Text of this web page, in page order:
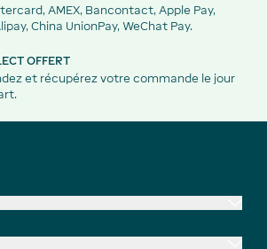
AMEX, Bancontact, Apple Pay,
China UnionPay, WeChat Pay.
OFFERT
et récupérez votre commande le jour